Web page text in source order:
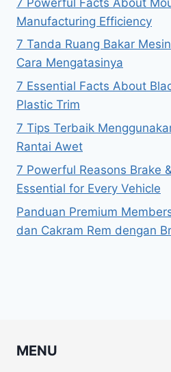
Manufacturing Efficiency
7 Tanda Ruang Bakar
Cara Mengatasinya
7 Essential Facts About
Plastic Trim
7 Tips Terbaik
Rantai Awet
7 Powerful Reasons Brake
Essential for Every Vehicle
Panduan Premium
dan Cakram Rem dengan
MENU